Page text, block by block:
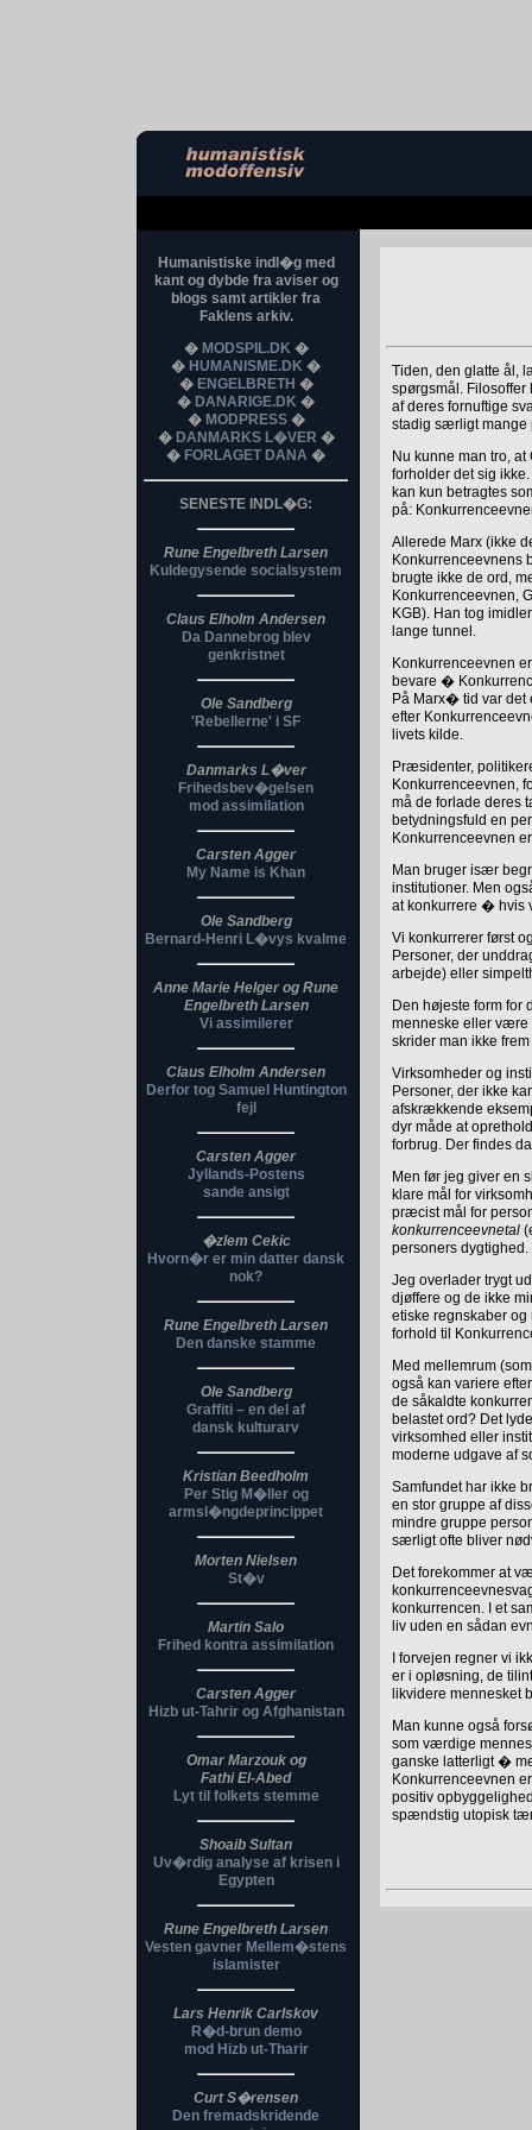
Humanistiske indl�g med
kant og dybde fra aviser og
blogs samt artikler fra
Faklens arkiv.
� MODSPIL.DK �
� HUMANISME.DK �
� ENGELBRETH �
� DANARIGE.DK �
� MODPRESS�
� DANMARKS L�VER �
� FORLAGET DANA �
SENESTE INDL�G:
Rune Engelbreth Larsen
Kuldegysende socialsystem
Claus Elholm Andersen
Da Dannebrog blev
genkristnet
Ole Sandberg
'Rebellerne' i SF
Danmarks L�ver
Frihedsbev�gelsen
mod assimilation
Carsten Agger
My Name is Khan
Ole Sandberg
Bernard-Henri L�vys kvalme
Anne Marie Helger og Rune
Engelbreth Larsen
Vi assimilerer
Claus Elholm Andersen
Derfor tog Samuel Huntington
fejl
Carsten Agger
Jyllands-Postens
sande ansigt
�zlem Cekic
Hvorn�r er min datter dansk
nok?
Rune Engelbreth Larsen
Den danske stamme
Ole Sandberg
Graffiti – en del af
dansk kulturarv
Kristian Beedholm
Per Stig M�ller og
armsl�ngdeprincippet
Morten Nielsen
St�v
Martin Salo
Frihed kontra assimilation
Carsten Agger
Hizb ut-Tahrir og Afghanistan
Omar Marzouk og
Fathi El-Abed
Lyt til folkets stemme
Shoaib Sultan
Uv�rdig analyse af krisen i
Egypten
Rune Engelbreth Larsen
Vesten gavner Mellem�stens
islamister
Lars Henrik Carlskov
R�d-brun demo
mod Hizb ut-Tharir
Curt S�rensen
Den fremadskridende
Tiden, den glatte ål,
spørgsmål.
af deres fornuftige
stadig særligt mange
Nu kunne man tro,
forholder det sig
kan kun betragtes
på:
Allerede Marx (ikke
Konkurrenceevnens
brugte ikke de ord,
Konkurrenceevnen,
KGB). Han tog
lange tunnel.
Konkurrenceevnen
bevare �
På Marx� tid var det
efter
livets kilde.
Præsidenter,
Konkurrenceevnen,
må de forlade deres
betydningsfuld en
Konkurrenceevnen
Man bruger især
institutioner. Men
at konkurrere � hvis
Vi konkurrerer først
Personer, der
arbejde) eller
Den højeste form for
menneske eller være
skrider man ikke
Virksomheder og
Personer, der ikke
afskrækkende
dyr måde at
forbrug. Der findes
Men før jeg giver en
klare mål for
præcist mål for
konkurrenceevnetal
personers dygtighed.
Jeg overlader trygt
djøffere og de ikke
etiske regnskaber
forhold til
Med mellemrum
også kan variere
de såkaldte
belastet ord? Det
virksomhed eller
moderne udgave af
Samfundet har ikke
en stor gruppe af
mindre gruppe
særligt ofte bliver
Det forekommer at
konkurrencen. I et
liv uden en sådan
I forvejen regner vi
er i opløsning, de
likvidere mennesket
Man kunne også
som værdige
ganske latterligt �
Konkurrenceevnen
positiv
spændstig utopisk